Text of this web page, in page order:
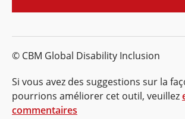
© CBM Global Disability Inclusion
Si vous avez des suggestions sur la
pourrions améliorer cet outil, veuillez
commentaires